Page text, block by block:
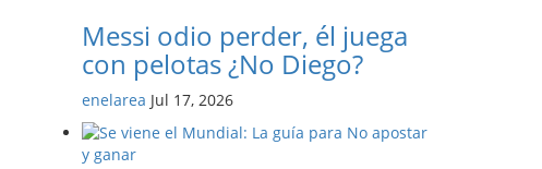
Messi odio perder, él juega
con pelotas ¿No Diego?
enelarea Jul 17, 2026